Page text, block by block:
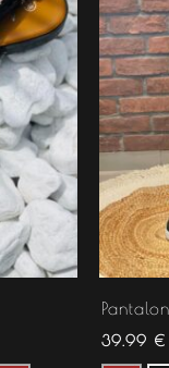
39.99 €